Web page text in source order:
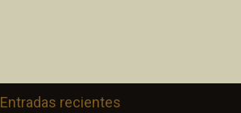
Entradas recientes